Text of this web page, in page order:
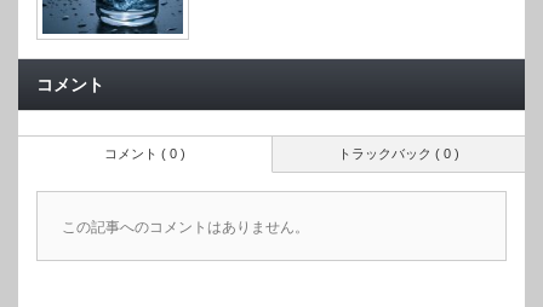
コメント
トラックバック ( 0 )
コメント ( 0 )
この記事へのコメントはありません。